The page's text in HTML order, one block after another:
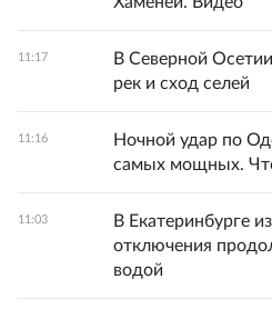
11:17
В Северной
рек и сход селей
11:16
Ночной удар по
самых мощных.
11:03
В Екатеринбурге
отключения
водой